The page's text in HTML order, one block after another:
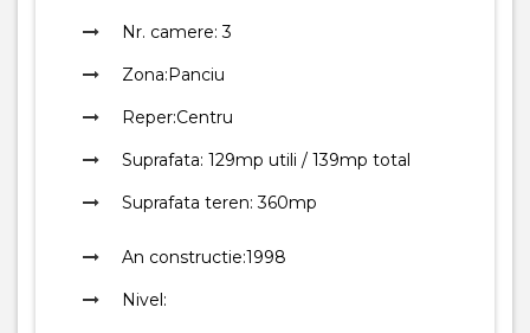
Nr. camere:3
Zona:Panciu
Reper:Centru
Suprafata: 129mp utili / 139mp total
Suprafata teren:360mp
An constructie:1998
Nivel: